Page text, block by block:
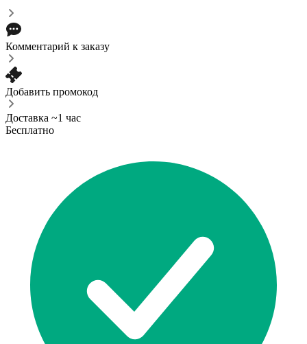
Комментарий к заказу
Добавить промокод
Доставка ~1 час
Бесплатно